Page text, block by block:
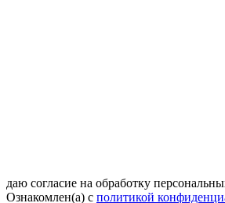
даю согласие на обработку
Ознакомлен(а) с политикой